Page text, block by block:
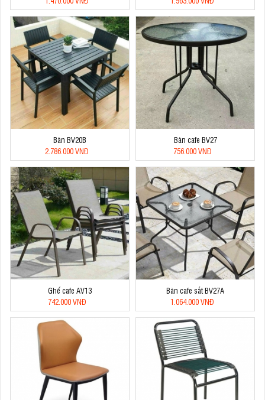
Bàn BV20B
2.786.000 VNĐ
Bàn cafe BV27
756.000 VNĐ
Ghế cafe AV13
742.000 VNĐ
Bàn cafe sắt BV27A
1.064.000 VNĐ